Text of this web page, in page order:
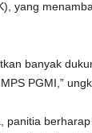
yang
banyak
PGMI,”
panitia